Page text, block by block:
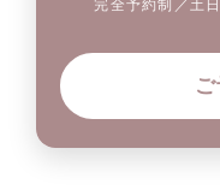
完全予約制／土